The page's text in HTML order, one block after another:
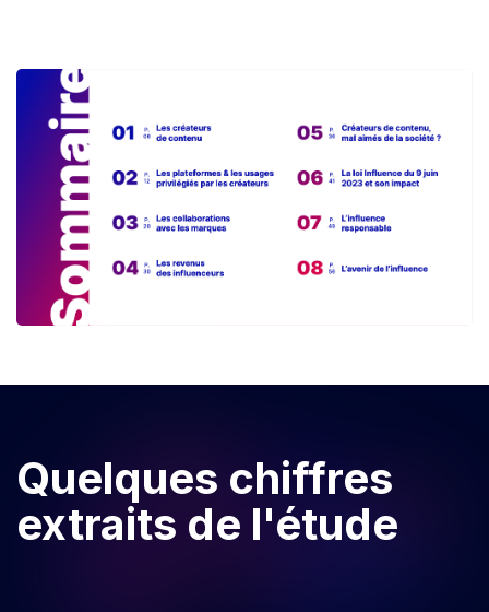
Quelques chiffres
extraits de l'étude